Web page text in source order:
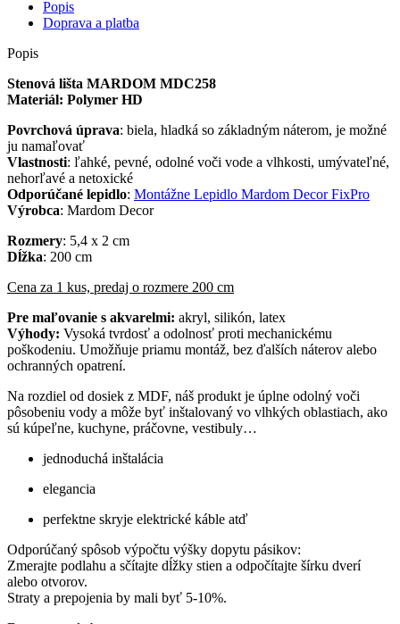
Popis
Doprava a platba
Popis
Stenová lišta MARDOM MDC258
Materiál: Polymer HD
Povrchová úprava: biela, hladká so základným náterom, je možné
ju namaľovať
Vlastnosti: ľahké, pevné, odolné voči vode a vlhkosti, umývateľné,
nehorľavé a netoxické
Odporúčané lepidlo: Montážne Lepidlo Mardom Decor FixPro
Výrobca: Mardom Decor
Rozmery: 5,4 x 2 cm
Dĺžka: 200 cm
Cena za 1 kus, predaj o rozmere 200 cm
Pre maľovanie s akvarelmi: akryl, silikón, latex
Výhody: Vysoká tvrdosť a odolnosť proti mechanickému
poškodeniu. Umožňuje priamu montáž, bez ďalších náterov alebo
ochranných opatrení.
Na rozdiel od dosiek z MDF, náš produkt je úplne odolný voči
pôsobeniu vody a môže byť inštalovaný vo vlhkých oblastiach, ako
sú kúpeľne, kuchyne, práčovne, vestibuly…
jednoduchá inštalácia
elegancia
perfektne skryje elektrické káble atď
Odporúčaný spôsob výpočtu výšky dopytu pásikov:
Zmerajte podlahu a sčítajte dĺžky stien a odpočítajte šírku dverí
alebo otvorov.
Straty a prepojenia by mali byť 5-10%.